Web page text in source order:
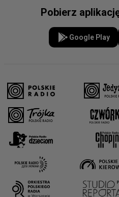
Pobierz
Google Play